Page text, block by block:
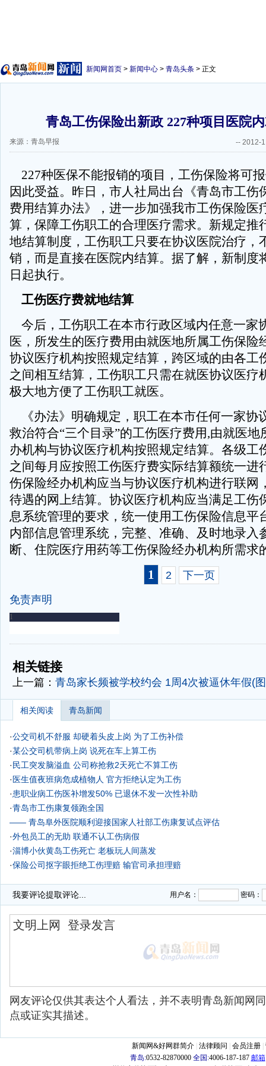
新闻网首页 > 新闻中心 > 青岛头条 > 正文
青岛工伤保险出新政 227种项目医院
来源：青岛早报 -- 2012-
227种医保不能报销的项目，工伤保险将可
因此受益。昨日，市人社局出台《青岛市工伤
费用结算办法》，进一步加强我市工伤保险医
算，保障工伤职工的合理医疗需求。新规定推
地结算制度，工伤职工只要在协议医院治疗，
销，而是直接在医院内结算。据了解，新制度
日起执行。
工伤医疗费就地结算
今后，工伤职工在本市行政区域内任意一家
医，所发生的医疗费用由就医地所属工伤保险
协议医疗机构按照规定结算，跨区域的由各工
之间相互结算，工伤职工只需在就医协议医疗
极大地方便了工伤职工就医。
《办法》明确规定，职工在本市任何一家协
救治符合“三个目录”的工伤医疗费用,由就医地
办机构与协议医疗机构按照规定结算。各级工
之间每月应按照工伤医疗费实际结算额统一进
伤保险经办机构应当与协议医疗机构进行联网
待遇的网上结算。协议医疗机构应当满足工伤
息系统管理的要求，统一使用工伤保险信息平
内部信息管理系统，完整、准确、及时地录入
断、住院医疗用药等工伤保险经办机构所需求
1
2 下一页
免责声明
-
相关链接
上一篇： 青岛家长频被学校约会 1周4次被逼休年假(
相关阅读 青岛新闻
·公交司机不舒服 却硬着头皮上岗 为了工伤补偿
·某公交司机带病上岗 说死在车上算工伤
· 民工突发脑溢血 公司称抢救2天死亡不算工伤
· 医生值夜班病危成植物人 官方拒绝认定为工伤
·患职业病工伤医补增发50% 已退休不发一次性补助
·青岛市工伤康复领跑全国
—— 青岛阜外医院顺利迎接国家人社部工伤康复试点评估
·外包员工的无助 联通不认工伤病假
·淄博小伙黄岛工伤死亡 老板玩人间蒸发
·保险公司抠字眼拒绝工伤理赔 输官司承担理赔
我国立法将35℃以上界定为高温 中暑可申请工伤
我要评论提取评论... 用户名： 密码：
网友评论仅供其表达个人看法，并不表明青岛新闻网
点或证实其描述。